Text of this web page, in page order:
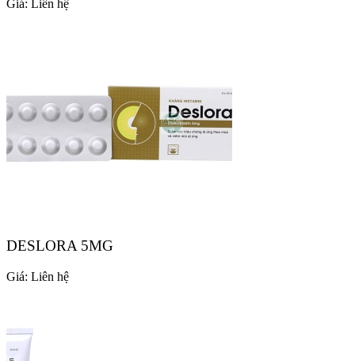
Giá: Liên hệ
DESLORA 5MG
Giá: Liên hệ